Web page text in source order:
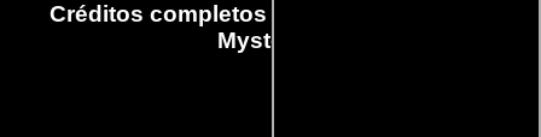
Créditos completos de la serie Murdoch
Mysteries